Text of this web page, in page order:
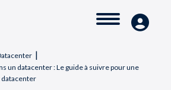
|
un datacenter : Le guide à suivre pour une
datacenter